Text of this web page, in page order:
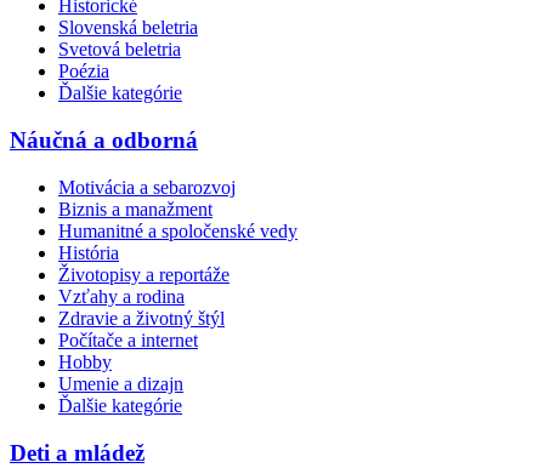
Historické
Slovenská beletria
Svetová beletria
Poézia
Ďalšie kategórie
Náučná a odborná
Motivácia a sebarozvoj
Biznis a manažment
Humanitné a spoločenské vedy
História
Životopisy a reportáže
Vzťahy a rodina
Zdravie a životný štýl
Počítače a internet
Hobby
Umenie a dizajn
Ďalšie kategórie
Deti a mládež